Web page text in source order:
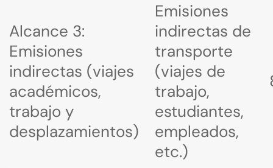
Alcance 3:
Emisiones
indirectas (viajes
académicos,
trabajo y
desplazamientos)
Emisiones
indirectas de
transporte
(viajes de
trabajo,
estudiantes,
empleados,
etc.)